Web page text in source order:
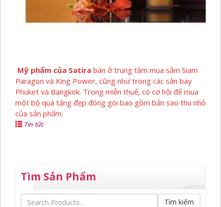
Mỹ phẩm của Satira bán ở trung tâm mua sắm Siam
Paragon và King Power, cũng như trong các sân bay
Phuket và Bangkok. Trong miễn thuế, có cơ hội để mua
một bộ quà tặng đẹp đóng gói bao gồm bản sao thu nhỏ
của sản phẩm.
Tin tức
Tìm Sản Phẩm
Tìm kiếm